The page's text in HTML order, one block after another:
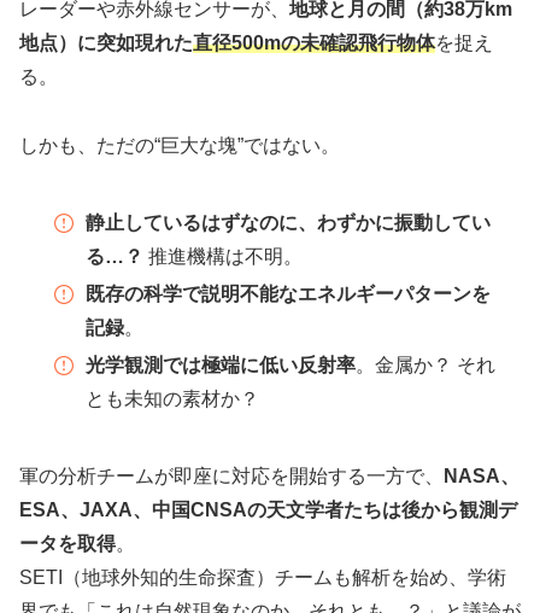
レーダーや赤外線センサーが、 地球と月の間（約38万km
地点）に突如現れた直径500mの未確認飛行物体を捉え
る。
しかも、ただの“巨大な塊”ではない。
静止しているはずなのに、わずかに振動してい
る…？ 推進機構は不明。
既存の科学で説明不能なエネルギーパターンを
記録。
光学観測では極端に低い反射率。金属か？ それ
とも未知の素材か？
軍の分析チームが即座に対応を開始する一方で、
NASA、
ESA、JAXA、中国CNSAの天文学者たちは後から観測デ
ータを取得。
SETI（地球外知的生命探査）チームも解析を始め、学術